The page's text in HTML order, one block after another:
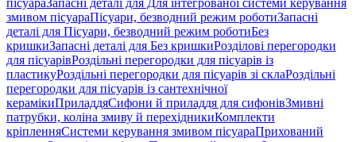
пісуараЗапасні деталі для Для інтегрованої системи керування
змивом пісуараПісуари, безводний режим роботиЗапасні
деталі для Пісуари, безводний режим роботиБез
кришкиЗапасні деталі для Без кришкиРозділові перегородки
для пісуарівРоздільні перегородки для пісуарів із
пластикуРоздільні перегородки для пісуарів зі склаРоздільні
перегородки для пісуарів із сантехнічної
керамікиПриладдяСифони й приладдя для сифонівЗмивні
патрубки, коліна змиву й перехідникиКомплекти
кріпленняСистеми керування змивом пісуараПрихований